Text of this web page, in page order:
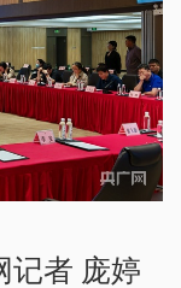
记者 庞婷